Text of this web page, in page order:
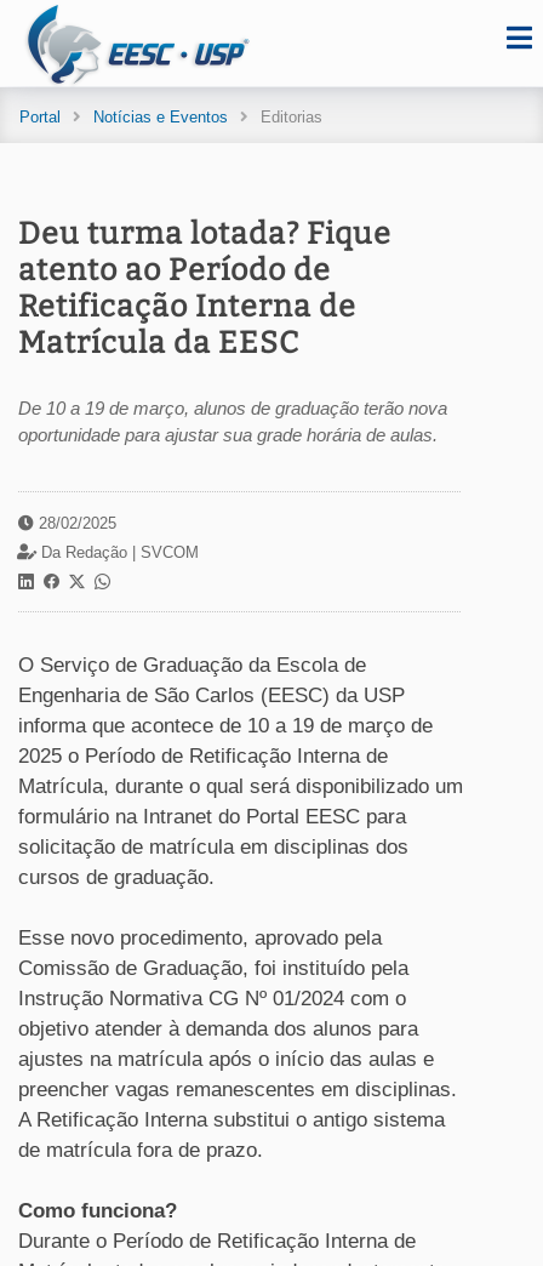
Portal Notícias e Eventos Editorias
Deu turma lotada? Fique
atento ao Período de
Retificação Interna de
Matrícula da EESC
De 10 a 19 de março, alunos de graduação terão nova
oportunidade para ajustar sua grade horária de aulas.
28/02/2025
Da Redação | SVCOM
O Serviço de Graduação da Escola de
Engenharia de São Carlos (EESC) da USP
informa que acontece de 10 a 19 de março de
2025 o Período de Retificação Interna de
Matrícula, durante o qual será disponibilizado um
formulário na Intranet do Portal EESC para
solicitação de matrícula em disciplinas dos
cursos de graduação.
Esse novo procedimento, aprovado pela
Comissão de Graduação, foi instituído pela
Instrução Normativa CG Nº 01/2024 com o
objetivo atender à demanda dos alunos para
ajustes na matrícula após o início das aulas e
preencher vagas remanescentes em disciplinas.
A Retificação Interna substitui o antigo sistema
de matrícula fora de prazo.
Como funciona?
Durante o Período de Retificação Interna de